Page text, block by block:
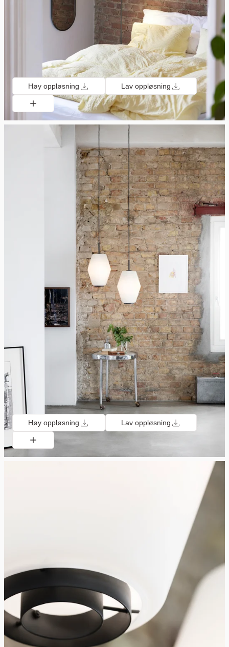
Høy oppløsning Lav oppløsning
Høy oppløsning Lav oppløsning